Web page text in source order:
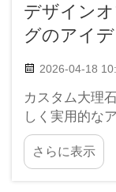
デザイン
グのアイ
2026-04-18
カスタム大理
しく実用的な
雰囲気で彩り
るいは自宅で
シーンで食品
さらに表示